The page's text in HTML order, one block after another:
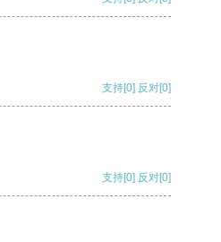
支持[0] 反对[0]
支持[0] 反对[0]